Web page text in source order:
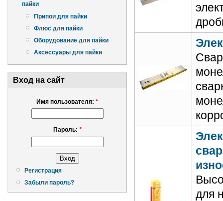
пайки
Припои для пайки
Флюс для пайки
Оборудование для пайки
Аксессуары для пайки
Вход на сайт
Имя пользователя: *
Пароль: *
Регистрация
Забыли пароль?
для